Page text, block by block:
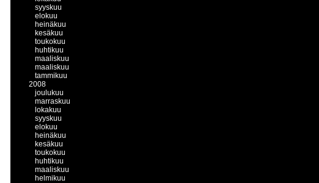
syyskuu
elokuu
heinäkuu
kesäkuu
toukokuu
huhtikuu
maaliskuu
maaliskuu
tammikuu
2008
joulukuu
marraskuu
lokakuu
syyskuu
elokuu
heinäkuu
kesäkuu
toukokuu
huhtikuu
maaliskuu
helmikuu